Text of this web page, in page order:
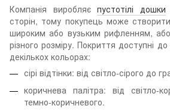
Компанія виробляєпустотілі дошки
сторін, тому покупець може
широким або вузьким рифленням,
різного розміру. Покриття доступні
декількох кольорах:
сірі відтінки: від світло-сірого до
коричнева палітра: від світло-
темно-коричневого.